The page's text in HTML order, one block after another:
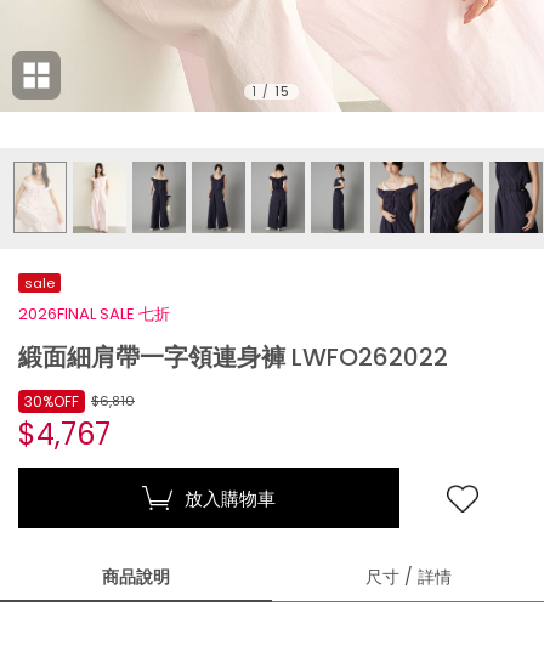
1 / 15
sale
2026FINAL SALE 七折
緞面細肩帶一字領連身褲 LWFO262022
$6,810
$4,767
30%OFF
放入購物車
商品說明 尺寸 / 詳情